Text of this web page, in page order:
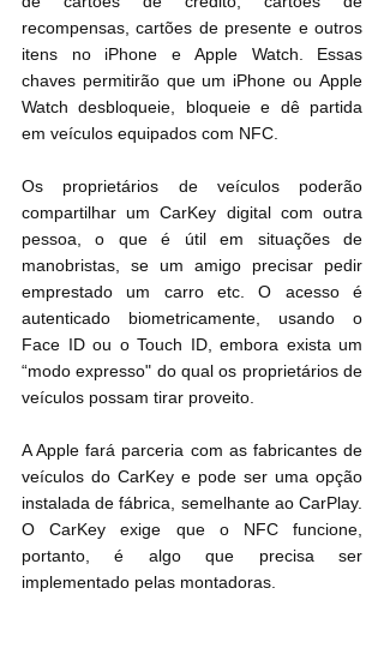
recompensas, cartões de presente e outros
itens no ‌iPhone‌ e ‌Apple Watch‌. Essas
chaves permitirão que um ‌iPhone‌ ou ‌Apple
Watch‌ desbloqueie, bloqueie e dê partida
em veículos equipados com NFC.
Os proprietários de veículos poderão
compartilhar um CarKey digital com outra
pessoa, o que é útil em situações de
manobristas, se um amigo precisar pedir
emprestado um carro etc. O acesso é
autenticado biometricamente, usando o
Face ID ou o Touch ID, embora exista um
“modo expresso" do qual os proprietários de
veículos possam tirar proveito.
A Apple fará parceria com as fabricantes de
veículos do CarKey e pode ser uma opção
instalada de fábrica, semelhante ao CarPlay.
O CarKey exige que o NFC funcione,
portanto, é algo que precisa ser
implementado pelas montadoras.